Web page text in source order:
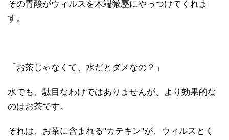
その胃酸がウィルスを木端微塵にやっつけてくれま
す。
「お茶じゃなくて、水だとダメなの？」
水でも、駄目なわけではありませんが、より効果的な
のはお茶です。
それは、お茶に含まれる"カテキン"が、ウィルスとく